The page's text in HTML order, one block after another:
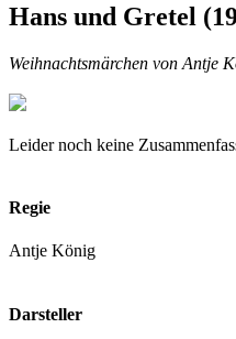
Hans und Gretel
Weihnachtsmärchen von Antje
Leider noch keine
Regie
Antje König
Darsteller